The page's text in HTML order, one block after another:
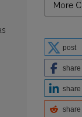
More
post
share
share
share